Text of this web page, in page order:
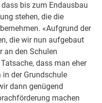
bis zum Endausbau
stehen, die die
«Aufgrund der
die wir nun aufgebaut
an den Schulen
dass man eher
der Grundschule
dann genügend
machen